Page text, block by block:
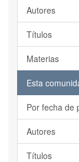
Autores
Títulos
Materias
Esta
Por fecha de
Autores
Títulos